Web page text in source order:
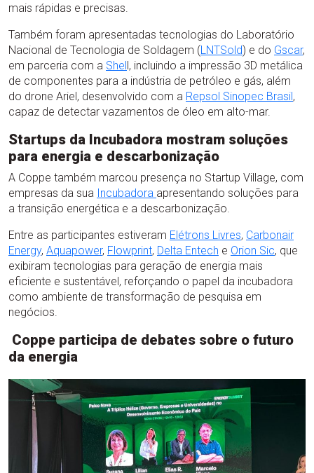
mais rápidas e precisas.
Também foram apresentadas tecnologias do Laboratório
Nacional de Tecnologia de Soldagem (LNTSold) e do Gscar,
em parceria com a Shell, incluindo a impressão 3D metálica
de componentes para a indústria de petróleo e gás, além
do drone Ariel, desenvolvido com a Repsol Sinopec Brasil,
capaz de detectar vazamentos de óleo em alto-mar.
Startups da Incubadora mostram soluções
para energia e descarbonização
A Coppe também marcou presença no Startup Village, com
empresas da sua Incubadora apresentando soluções para
a transição energética e a descarbonização.
Entre as participantes estiveram Elétrons Livres, Carbonair
Energy, Aquapower, Flowprint, Delta Entech e Orion Sic, que
exibiram tecnologias para geração de energia mais
eficiente e sustentável, reforçando o papel da incubadora
como ambiente de transformação de pesquisa em
negócios.
Coppe participa de debates sobre o futuro
da energia